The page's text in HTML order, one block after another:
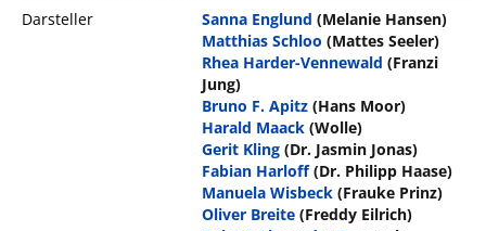
Darsteller
Sanna Englund (Melanie Hansen)
Matthias Schloo (Mattes Seeler)
Rhea Harder-Vennewald (Franzi
Jung)
Bruno F. Apitz (Hans Moor)
Harald Maack (Wolle)
Gerit Kling (Dr. Jasmin Jonas)
Fabian Harloff (Dr. Philipp Haase)
Manuela Wisbeck (Frauke Prinz)
Oliver Breite (Freddy Eilrich)